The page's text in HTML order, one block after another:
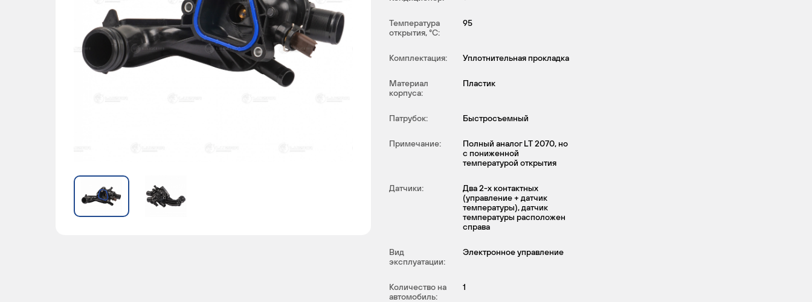
Температура
открытия, °С:
95
Комплектация: Уплотнительная прокладка
Материал
корпуса:
Пластик
Патрубок: Быстросъемный
Примечание:
Полный аналог LT 2070, но
с пониженной
температурой открытия
Датчики:
Два 2-х контактных
(управление + датчик
температуры), датчик
температуры расположен
справа
Вид
эксплуатации:
Электронное управление
Количество на
автомобиль:
1